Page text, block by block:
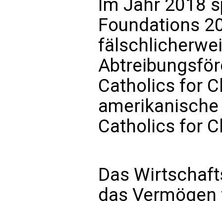
Im Jahr 2018
Foundations
Catholics for
Catholics for
Das
das